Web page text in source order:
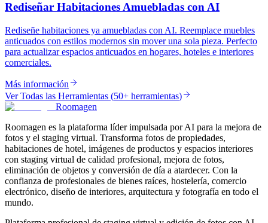
Rediseñar Habitaciones Amuebladas con AI
Rediseñe habitaciones ya amuebladas con AI. Reemplace muebles
anticuados con estilos modernos sin mover una sola pieza. Perfecto
para actualizar espacios anticuados en hogares, hoteles e interiores
comerciales.
Más información
Ver Todas las Herramientas (50+ herramientas)
Roomagen
Roomagen es la plataforma líder impulsada por AI para la mejora de
fotos y el staging virtual. Transforma fotos de propiedades,
habitaciones de hotel, imágenes de productos y espacios interiores
con staging virtual de calidad profesional, mejora de fotos,
eliminación de objetos y conversión de día a atardecer. Con la
confianza de profesionales de bienes raíces, hostelería, comercio
electrónico, diseño de interiores, arquitectura y fotografía en todo el
mundo.